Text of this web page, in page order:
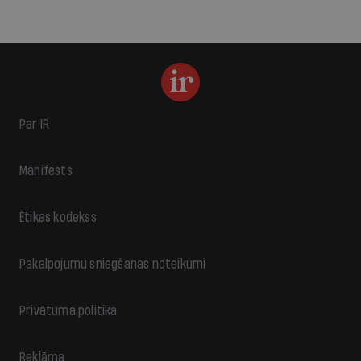
Par IR
Manifests
Ētikas kodekss
Pakalpojumu sniegšanas noteikumi
Privātuma politika
Reklāma